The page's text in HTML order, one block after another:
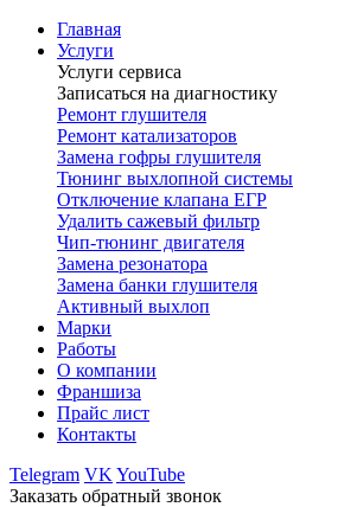
Главная
Услуги
Услуги сервиса
Записаться на диагностику
Ремонт глушителя
Ремонт катализаторов
Замена гофры глушителя
Тюнинг выхлопной системы
Отключение клапана ЕГР
Удалить сажевый фильтр
Чип-тюнинг двигателя
Замена резонатора
Замена банки глушителя
Активный выхлоп
Марки
Работы
О компании
Франшиза
Прайс лист
Контакты
Telegram VK YouTube
Заказать обратный звонок